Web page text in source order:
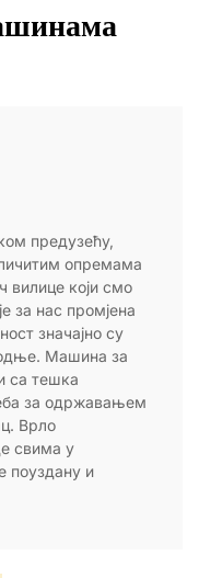
предузећу,
опремама
који смо
за нас промјена
значајно су
Машина за
са тешка
за одржавањем
Врло
свима у
поуздану и